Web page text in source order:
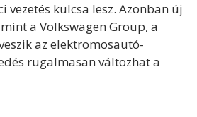
kulcsa lesz. Azonban új
a Volkswagen Group, a
az elektromosautó-
rugalmasan változhat a